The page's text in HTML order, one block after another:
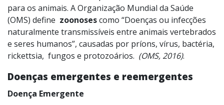
para os animais. A Organização Mundial da Saúde
(OMS) define zoonosescomo “Doenças ou infecções
naturalmente transmissíveis entre animais vertebrados
e seres humanos”, causadas por príons, vírus, bactéria,
rickettsia, fungos e protozoários. (OMS, 2016).
Doenças emergentes e reemergentes
Doença Emergente